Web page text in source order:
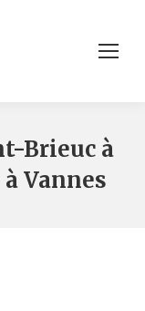
Brieuc à
Vannes